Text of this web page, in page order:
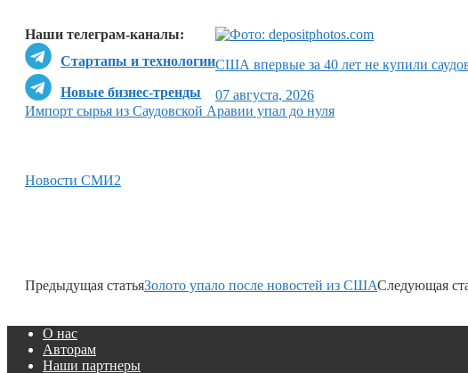
Наши телеграм-каналы:
Стартапы и технологии
Новые бизнес-тренды
США впервые за 40 лет не купили
07 августа, 2026
Импорт сырья из Саудовской Аравии упал до нуля
Новости СМИ2
Предыдущая статьяЗолото упало после новостей из СШАСледующая
О нас
Авторам
Наши партнеры